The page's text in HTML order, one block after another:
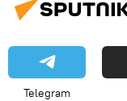
Telegram